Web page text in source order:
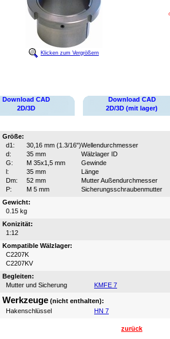
Klicken zum Vergrößern
Download CAD
2D/3D
Download CAD
2D/3D (mit lager)
Größe:
d1:
30,16 mm (1.3/16")Wellendurchmesser
d:
35 mm
Wälzlager ID
G:
M 35x1,5 mm
Gewinde
l:
35 mm
Länge
Dm:
52 mm
Mutter Außendurchmesser
P:
M 5 mm
Sicherungsschraubenmutter
Gewicht:
0.15 kg
Konizität:
1:12
Kompatible Wälzlager:
C2207K
C2207KV
Begleiten:
Mutter und Sicherung
KMFE 7
Werkzeuge (nicht enthalten):
Hakenschlüssel
HN 7
zurück